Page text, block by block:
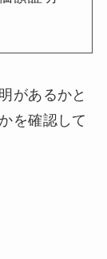
があるかと
を確認して